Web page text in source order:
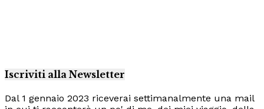
Iscriviti alla Newsletter
Dal 1 gennaio 2023 riceverai settimanalmente una mail